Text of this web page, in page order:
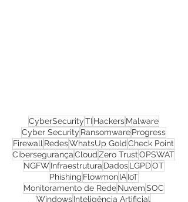
CyberSecurityTIHackersMalware
Cyber SecurityRansomwareProgress
FirewallRedesWhatsUp GoldCheck Point
Cibersegurança CloudZero TrustOPSWAT